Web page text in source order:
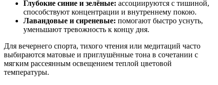
Глубокие синие и зелёные: ассоциируются с тишиной,
способствуют концентрации и внутреннему покою.
Лавандовые и сиреневые: помогают быстро уснуть,
уменьшают тревожность к концу дня.
Для вечернего спорта, тихого чтения или медитаций часто
выбираются матовые и приглушённые тона в сочетании с
мягким рассеянным освещением теплой цветовой
температуры.